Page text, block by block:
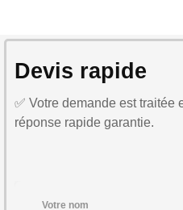
Devis rapide
✅ Votre demande est traitée
réponse rapide garantie.
Votre nom